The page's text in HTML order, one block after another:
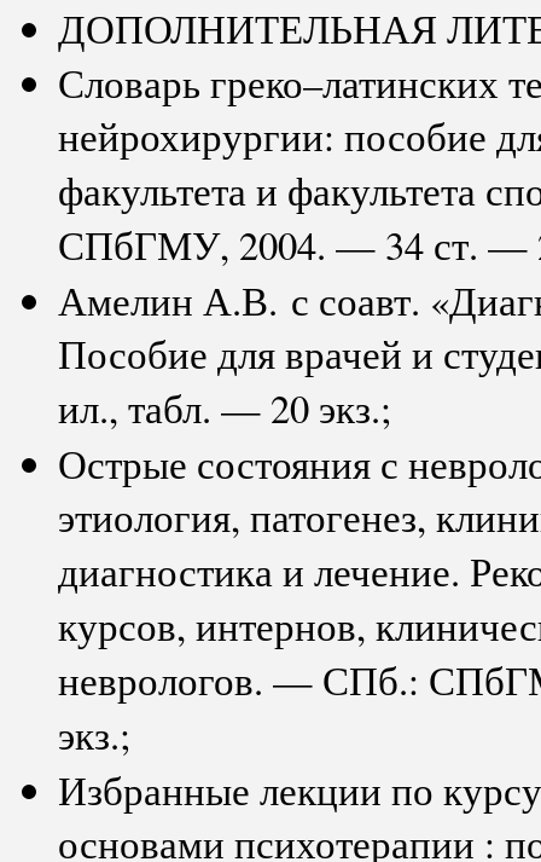
ДОПОЛНИТЕЛЬНАЯ
Словарь греко–латинских
нейрохирургии: пособие
факультета и факультета
СПбГМУ, 2004. — 34 ст. —
Амелин А.В. с соавт.
Пособие для врачей и
ил., табл. — 20 экз.;
Острые состояния с
этиология, патогенез,
диагностика и лечение.
курсов, интернов,
неврологов. — СПб.:
экз.;
Избранные лекции по
основами психотерапии :